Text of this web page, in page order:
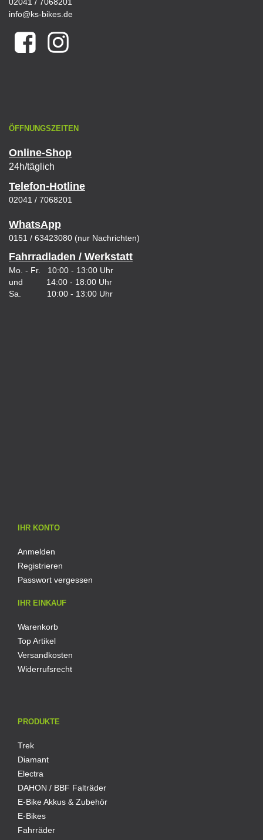
info@ks-bikes.de
ÖFFNUNGSZEITEN
Online-Shop
24h/täglich
Telefon-Hotline
02041 / 7068201
WhatsApp
0151 / 63423080 (nur Nachrichten)
Fahrradladen / Werkstatt
Mo. - Fr. 10:00 - 13:00 Uhr
und 14:00 - 18:00 Uhr
Sa. 10:00 - 13:00 Uhr
IHR KONTO
Anmelden
Registrieren
Passwort vergessen
IHR EINKAUF
Warenkorb
Top Artikel
Versandkosten
Widerrufsrecht
PRODUKTE
Trek
Diamant
Electra
DAHON / BBF Falträder
E-Bike Akkus & Zubehör
E-Bikes
Fahrräder